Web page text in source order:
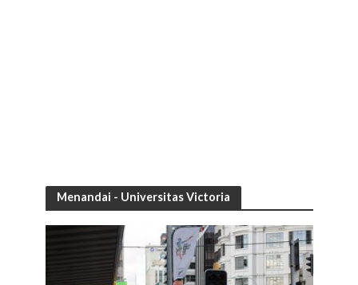
Menandai - Universitas Victoria